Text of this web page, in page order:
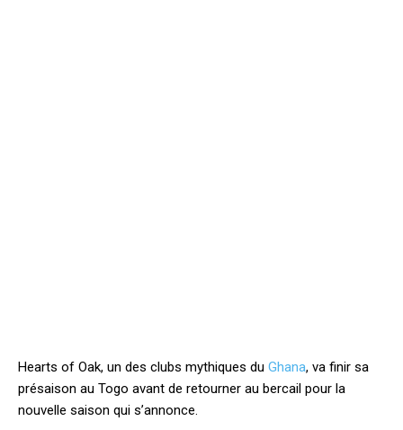
Hearts of Oak, un des clubs mythiques du Ghana, va finir sa
présaison au Togo avant de retourner au bercail pour la
nouvelle saison qui s’annonce.